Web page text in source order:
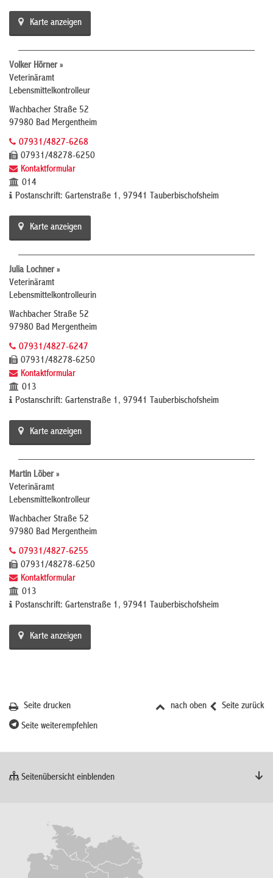
Karte anzeigen
Volker Hörner »
Veterinäramt
Lebensmittelkontrolleur
Wachbacher Straße 52
97980 Bad Mergentheim
07931/4827-6268
07931/48278-6250
Kontaktformular
014
Postanschrift: Gartenstraße 1, 97941 Tauberbischofsheim
Karte anzeigen
Julia Lochner »
Veterinäramt
Lebensmittelkontrolleurin
Wachbacher Straße 52
97980 Bad Mergentheim
07931/4827-6247
07931/48278-6250
Kontaktformular
013
Postanschrift: Gartenstraße 1, 97941 Tauberbischofsheim
Karte anzeigen
Martin Löber »
Veterinäramt
Lebensmittelkontrolleur
Wachbacher Straße 52
97980 Bad Mergentheim
07931/4827-6255
07931/48278-6250
Kontaktformular
013
Postanschrift: Gartenstraße 1, 97941 Tauberbischofsheim
Karte anzeigen
Seite zurück
nach oben
Seite drucken
Seite weiterempfehlen
Seitenübersicht einblenden